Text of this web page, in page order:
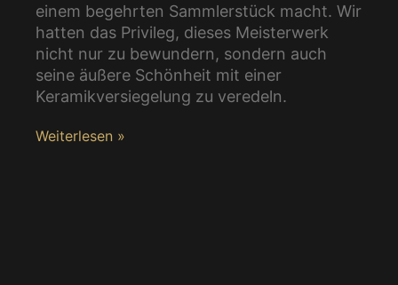
einem begehrten Sammlerstück macht. Wir
hatten das Privileg, dieses Meisterwerk
nicht nur zu bewundern, sondern auch
seine äußere Schönheit mit einer
Keramikversiegelung zu veredeln.
Weiterlesen »